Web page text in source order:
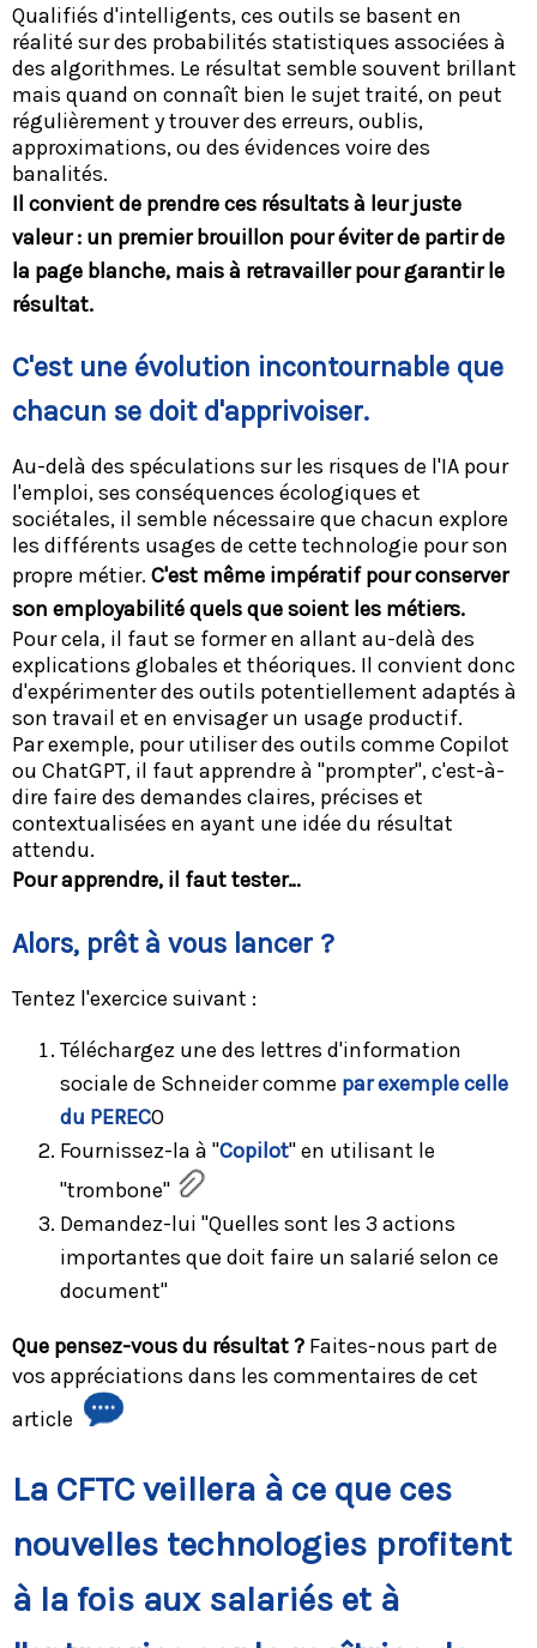
Qualifiés d'intelligents, ces outils se basent en
réalité sur des probabilités statistiques associées à
des algorithmes. Le résultat semble souvent brillant
mais quand on connaît bien le sujet traité, on peut
régulièrement y trouver des erreurs, oublis,
approximations, ou des évidences voire des
banalités.
Il convient de prendre ces résultats à leur juste
valeur : un premier brouillon pour éviter de partir de
la page blanche, mais à retravailler pour garantir le
résultat.
C'est une évolution incontournable que
chacun se doit d'apprivoiser.
Au-delà des spéculations sur les risques de l'IA pour
l'emploi, ses conséquences écologiques et
sociétales, il semble nécessaire que chacun explore
les différents usages de cette technologie pour son
propre métier. C'est même impératif pour conserver
son employabilité quels que soient les métiers.
Pour cela, il faut se former en allant au-delà des
explications globales et théoriques. Il convient donc
d'expérimenter des outils potentiellement adaptés à
son travail et en envisager un usage productif.
Par exemple, pour utiliser des outils comme Copilot
ou ChatGPT, il faut apprendre à "prompter", c'est-à-
dire faire des demandes claires, précises et
contextualisées en ayant une idée du résultat
attendu.
Pour apprendre, il faut tester…
Alors, prêt à vous lancer ?
Tentez l'exercice suivant :
Téléchargez une des lettres d'information
sociale de Schneider comme par exemple celle
du PERECO
Fournissez-la à "Copilot" en utilisant le
"trombone"
Demandez-lui "Quelles sont les 3 actions
importantes que doit faire un salarié selon ce
document"
Que pensez-vous du résultat ? Faites-nous part de
vos appréciations dans les commentaires de cet
article
La CFTC veillera à ce que ces
nouvelles technologies profitent
à la fois aux salariés et à